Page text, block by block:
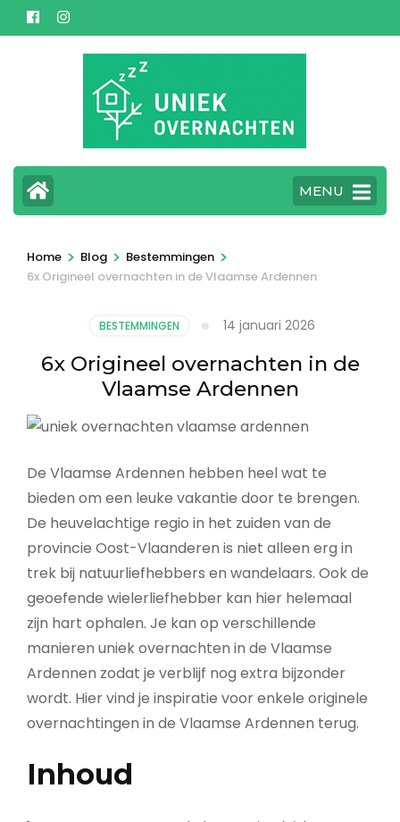
naar
MENU
Home > Blog > Bestemmingen >
6x Origineel overnachten in de Vlaamse Ardennen
BESTEMMINGEN 14 januari 2026
6x Origineel overnachten in de
Vlaamse Ardennen
De Vlaamse Ardennen hebben heel wat te
bieden om een leuke vakantie door te brengen.
De heuvelachtige regio in het zuiden van de
provincie Oost-Vlaanderen is niet alleen erg in
trek bij natuurliefhebbers en wandelaars. Ook de
geoefende wielerliefhebber kan hier helemaal
zijn hart ophalen. Je kan op verschillende
manieren uniek overnachten in de Vlaamse
Ardennen zodat je verblijf nog extra bijzonder
wordt. Hier vind je inspiratie voor enkele originele
overnachtingen in de Vlaamse Ardennen terug.
Inhoud